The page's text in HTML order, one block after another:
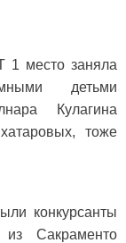
1 место заняла
детьми
Кулагина
тоже
конкурсанты
Сакраменто